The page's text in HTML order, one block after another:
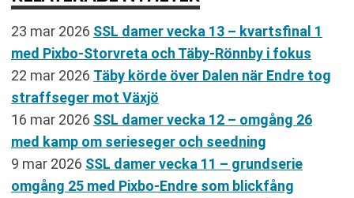
23 mar 2026 SSL damer vecka 13 – kvartsfinal 1
med Pixbo-Storvreta och Täby-Rönnby i fokus
22 mar 2026 Täby körde över Dalen när Endre tog
straffseger mot Växjö
16 mar 2026 SSL damer vecka 12 – omgång 26
med kamp om serieseger och seedning
9 mar 2026 SSL damer vecka 11 – grundserie
omgång 25 med Pixbo-Endre som blickfång